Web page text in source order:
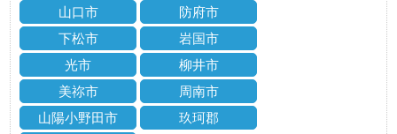
山口市
防府市
下松市
岩国市
光市
柳井市
美祢市
周南市
山陽小野田市
玖珂郡